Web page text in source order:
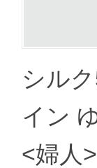
シル
イン
<婦人